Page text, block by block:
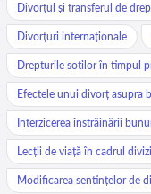
Divorțul și transferul de
Divorțuri internaționale
Drepturile soților în timpul
Efectele unui divorț asupra
Interzicerea înstrăinării
Lecții de viață în cadrul
Modificarea sentințelor de